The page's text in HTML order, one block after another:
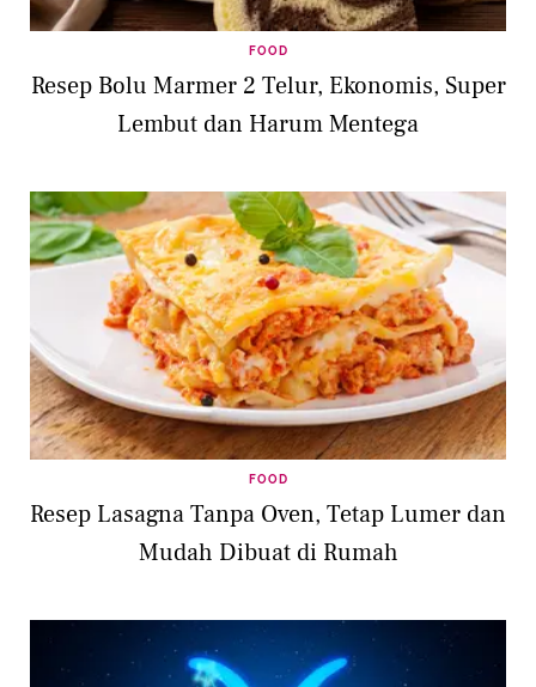
FOOD
Resep Bolu Marmer 2 Telur, Ekonomis, Super
Lembut dan Harum Mentega
FOOD
Resep Lasagna Tanpa Oven, Tetap Lumer dan
Mudah Dibuat di Rumah